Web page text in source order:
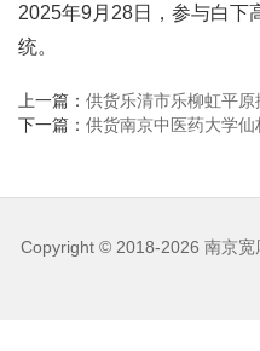
2025年9月28日，参与白下
统。
上一篇： 供货乐清市乐柳虹平
下一篇： 供货南京中医药大学
Copyright © 2018-2026 南京宽